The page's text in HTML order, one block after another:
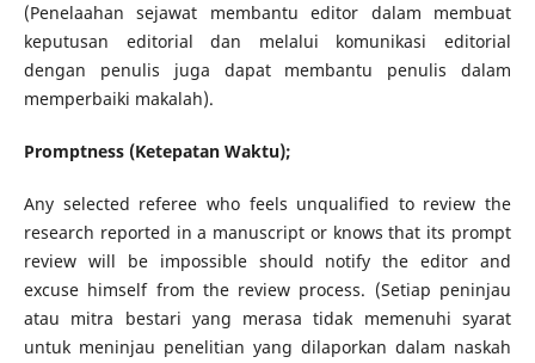
(Penelaahan sejawat membantu editor dalam membuat
keputusan editorial dan melalui komunikasi editorial
dengan penulis juga dapat membantu penulis dalam
memperbaiki makalah).
Promptness (Ketepatan Waktu);
Any selected referee who feels unqualified to review the
research reported in a manuscript or knows that its prompt
review will be impossible should notify the editor and
excuse himself from the review process. (Setiap peninjau
atau mitra bestari yang merasa tidak memenuhi syarat
untuk meninjau penelitian yang dilaporkan dalam naskah